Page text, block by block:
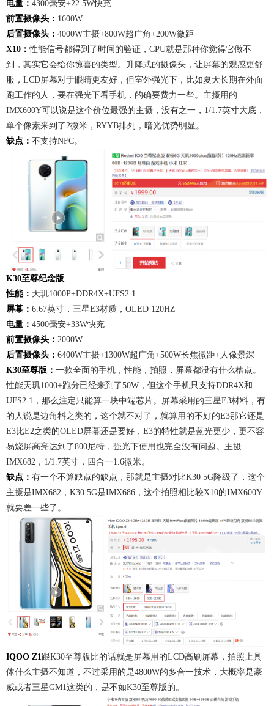
电量： 4300毫安+22.5W快充
前置摄像头： 1600W
后置摄像头： 4000W主摄+800W超广角+200W微距
X10：性能信号都得到了时间的验证，CPU就是那种你觉得它做不
到，其实它会给你惊喜的类型。升降式的摄像头，让屏幕的观感更舒
服，LCD屏幕对于眼睛更友好，但室外强光下，比如夏天长期在外面
跑工作的人，要在强光下看手机，的确要费力一些。主摄用的
IMX600Y可以说是这个价位最强的主摄，没有之一，1/1.7英寸大底，
单个像素来到了2微米，RYYB排列，暗光优势明显。
缺点： 不支持NFC。
K30至尊纪念版
性能： 天玑1000P+DDR4X+UFS2.1
屏幕： 6.67英寸，三星E3材质，OLED 120HZ
电量： 4500毫安+33W快充
前置摄像头： 2000W
后置摄像头： 6400W主摄+1300W超广角+500W长焦微距+人像景深
K30至尊版： 一款全面的手机，性能，拍照，屏幕都没有什么槽点。
性能天玑1000+跑分已经来到了50W，但这个手机只支持DDR4X和
UFS2.1，那么注定只能算一块中端芯片。屏幕采用的三星E3材料，有
的人说是边角料之类的，这个就不对了，就算用的不好的E3那它还是
E3比E2之类的OLED屏幕还是要好，E3的特性就是蓝光更少，更不容
易烧屏高亮达到了800尼特，强光下使用也完全没有问题。主摄
IMX682，1/1.7英寸，四合一1.6微米。
缺点： 有一个不算缺点的缺点，那就是主摄对比K30 5G降级了，这个
主摄是IMX682，K30 5G是IMX686，这个拍照相比较X10的IMX600Y
就要差一些了。
IQOO Z1 跟K30至尊版比的话就是屏幕用的LCD高刷屏幕，拍照上具
体什么主摄不知道，不过采用的是4800W的多合一技术，大概率是豪
威或者三星GM1这类的，是不如K30至尊版的。